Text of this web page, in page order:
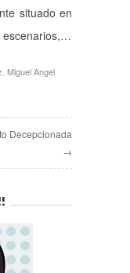
situado en
escenarios,…
Miguel Angel
Decepcionada
→